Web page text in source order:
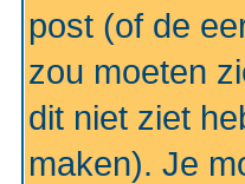
post (of de
zou moeten
dit niet ziet
maken). Je